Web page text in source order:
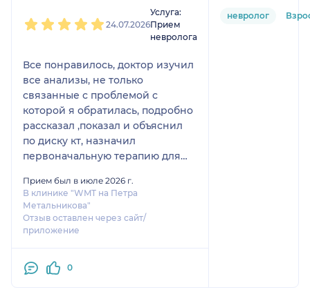
24.07.2026
Услуга:
Прием
невролога
Все понравилось, доктор изучил
все анализы, не только
связанные с проблемой с
которой я обратилась, подробно
рассказал ,показал и объяснил
по диску кт, назначил
первоначальную терапию для
для полной картины
заболевания и точного диагноза,
сегодня начала лечение и
записалась на МРТ , обязательно
Прием был в июле 2026 г.
В клинике "WMT на Петра
Метальникова"
Отзыв оставлен через сайт/
приложение
0
невролог